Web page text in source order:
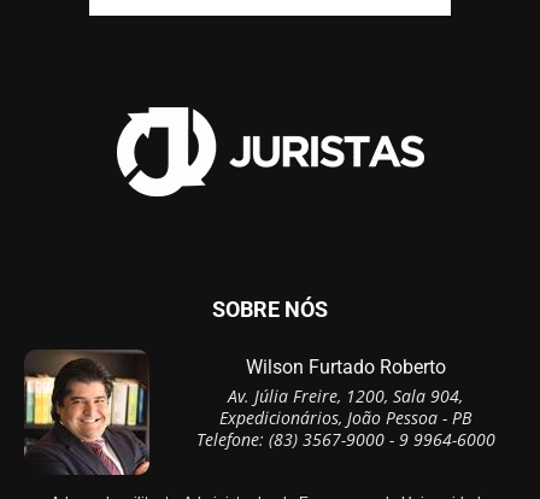
SOBRE NÓS
Wilson Furtado Roberto
Av. Júlia Freire, 1200, Sala 904,
Expedicionários, João Pessoa - PB
Telefone: (83) 3567-9000 - 9 9964-6000